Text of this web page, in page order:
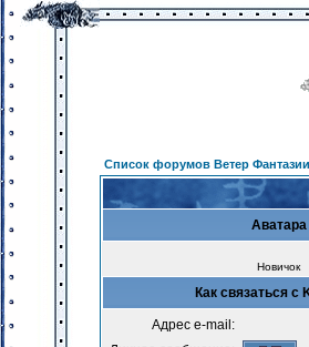
Список форумов Ветер Фантазии
Аватара
Новичок
Как связаться с
Адрес e-mail: